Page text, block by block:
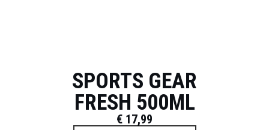
SPORTS GEAR
FRESH 500ML
€ 17,99